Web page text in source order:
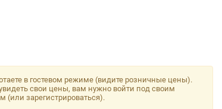
в гостевом режиме (видите розничные цены).
свои цены, вам нужно войти под своим
(или зарегистрироваться).